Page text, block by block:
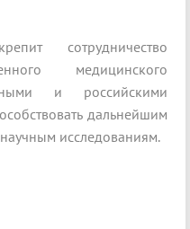
сотрудничество
медицинского
и российскими
дальнейшим
исследованиям.